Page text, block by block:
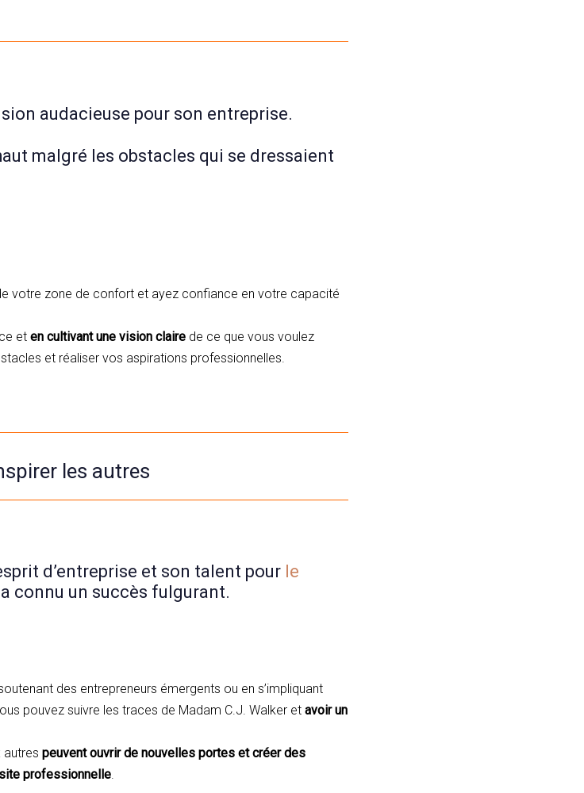
audacieuse pour son entreprise.
malgré les obstacles qui se dressaient
votre zone de confort et ayez confiance en votre capacité
et en cultivant une vision claire de ce que vous voulez
et réaliser vos aspirations professionnelles.
les autres
d’entreprise et son talent pour le
connu un succès fulgurant.
des entrepreneurs émergents ou en s’impliquant
pouvez suivre les traces de Madam C.J. Walker et avoir un
autres peuvent ouvrir de nouvelles portes et créer des
professionnelle